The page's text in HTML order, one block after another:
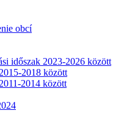
obcí
időszak 2023-2026 között
2018 között
2014 között